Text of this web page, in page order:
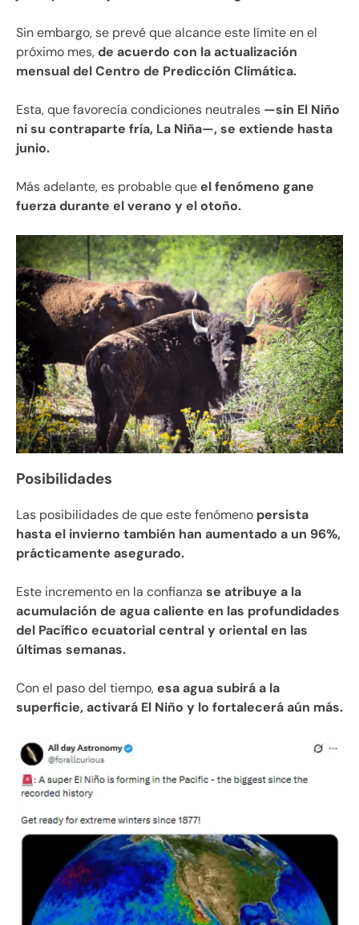
Sin embargo, se prevé que alcance este límite en el
próximo mes,de acuerdo con la actualización
mensual del Centro de Predicción Climática.
Esta, que favorecía condiciones neutrales —sin El Niño
ni su contraparte fría, La Niña—, se extiende hasta
junio.
Más adelante, es probable queel fenómeno gane
fuerza durante el verano y el otoño.
Posibilidades
Las posibilidades de que este fenómeno persista
hasta el invierno también han aumentado a un 96%,
prácticamente asegurado.
Este incremento en la confianza se atribuye a la
acumulación de agua caliente en las profundidades
del Pacífico ecuatorial central y oriental en las
últimas semanas.
Con el paso del tiempo,esa agua subirá a la
superficie, activará El Niño y lo fortalecerá aún más.